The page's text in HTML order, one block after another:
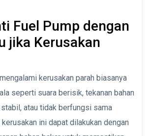
Fuel Pump dengan
jika Kerusakan
kerusakan parah biasanya
seperti suara berisik, tekanan bahan
atau tidak berfungsi sama
ini dapat dilakukan dengan